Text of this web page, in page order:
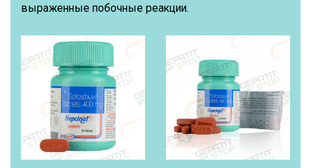
выраженные побочные реакции.